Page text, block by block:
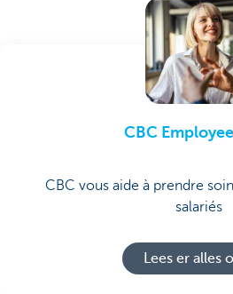
CBC
CBC vous aide à prendre
salariés
Lees er alles